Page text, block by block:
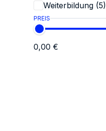
Weiterbildung (5)
PREIS
0,00 €